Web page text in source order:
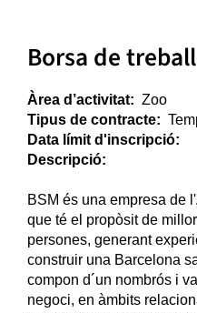
Borsa de
Àrea d’activitat: Zoo
Tipus de contracte:
Data límit d'inscripció:
Descripció:
BSM és una empresa de
que té el propòsit de
persones, generant
construir una Barcelona
compon d´un nombrós i
negoci, en àmbits